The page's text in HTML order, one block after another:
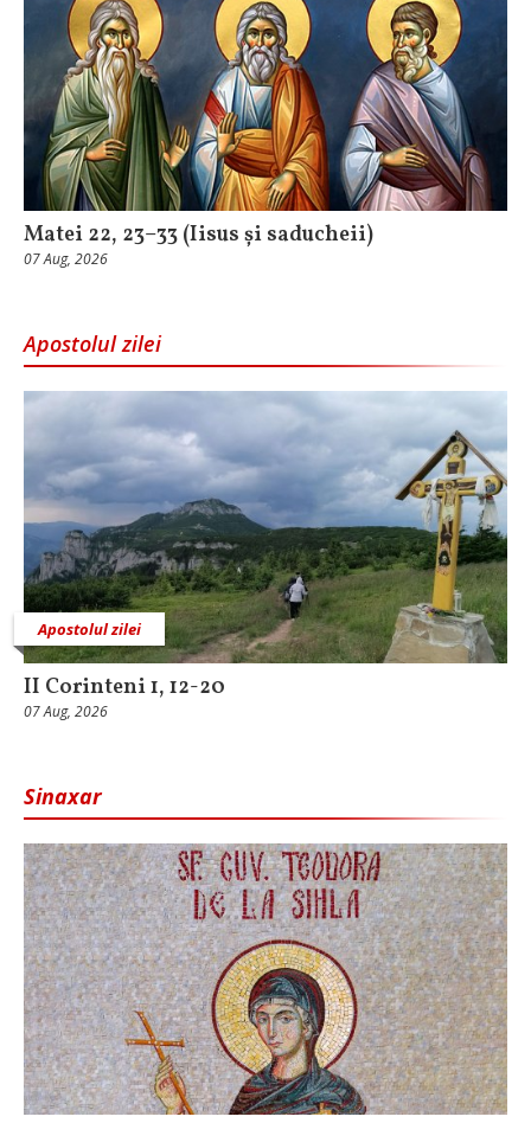
Matei 22, 23–33 (Iisus și saducheii)
07 Aug, 2026
Apostolul zilei
Apostolul zilei
II Corinteni 1, 12-20
07 Aug, 2026
Sinaxar